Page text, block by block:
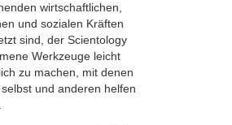
wirtschaftlichen,
und sozialen Kräften
sind, der Scientology
Werkzeuge leicht
zu machen, mit denen
und anderen helfen